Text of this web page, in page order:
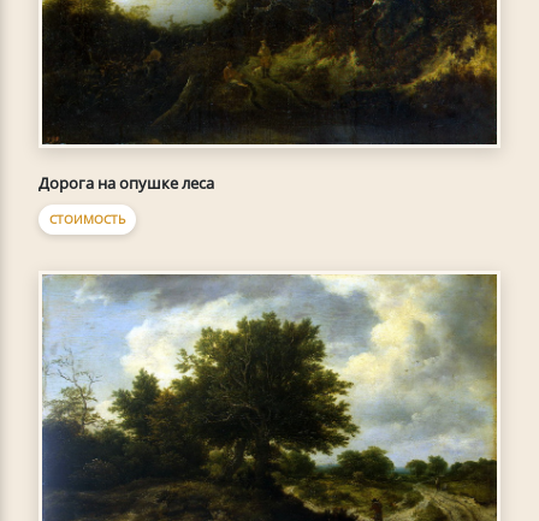
Дорога на опушке леса
СТОИМОСТЬ